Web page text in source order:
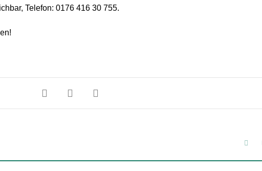
Telefon: 0176 416 30 755.